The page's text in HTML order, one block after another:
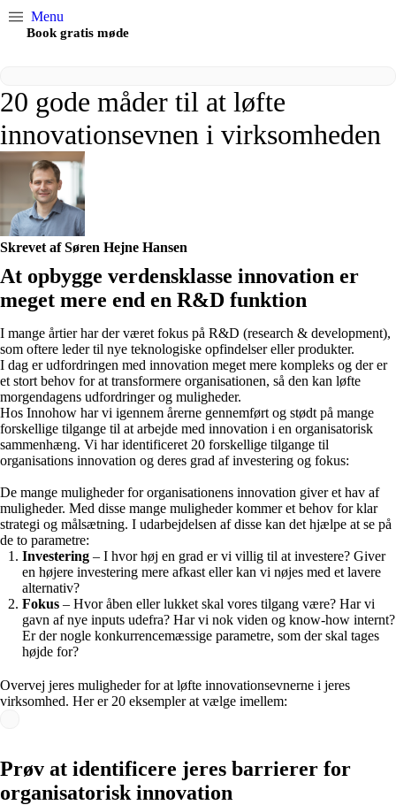
Book gratis møde
Menu
20 gode måder til at løfte
innovationsevnen i virksomheden
Skrevet af Søren Hejne Hansen
At opbygge verdensklasse innovation er
meget mere end en R&D​ funktion
I mange årtier har der været fokus på R&D (research & development),
som oftere leder til nye teknologiske opfindelser eller produkter.
I dag er udfordringen med innovation meget mere kompleks og der er
et stort behov for at transformere organisationen, så den kan løfte
morgendagens udfordringer og muligheder.
Hos Innohow har vi igennem årerne gennemført og stødt på mange
forskellige tilgange til at arbejde med innovation i en organisatorisk
sammenhæng. Vi har identificeret 20 forskellige tilgange til
organisations innovation og deres grad af investering og fokus:
De mange muligheder for organisationens innovation giver et hav af
muligheder. Med disse mange muligheder kommer et behov for klar
strategi og målsætning. I udarbejdelsen af disse kan det hjælpe at se på
de to parametre:
Investering – I hvor høj en grad er vi villig til at investere? Giver
en højere investering mere afkast eller kan vi nøjes med et lavere
alternativ?
Fokus – Hvor åben eller lukket skal vores tilgang være? Har vi
gavn af nye inputs udefra? Har vi nok viden og know-how internt?
Er der nogle konkurrencemæssige parametre, som der skal tages
højde for?
Overvej jeres muligheder for at løfte innovationsevnerne i jeres
virksomhed. Her er 20 eksempler at vælge imellem:
Prøv at identificere jeres barrierer for
organisatorisk innovation​